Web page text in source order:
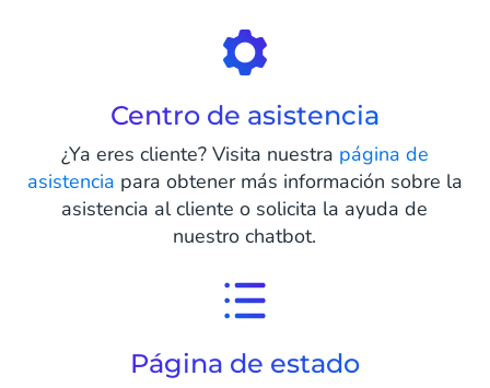
Centro de asistencia
¿Ya eres cliente? Visita nuestra página de
asistencia para obtener más información sobre la
asistencia al cliente o solicita la ayuda de
nuestro chatbot.
Página de estado